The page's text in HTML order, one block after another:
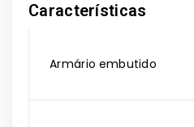
Características
Armário embutido